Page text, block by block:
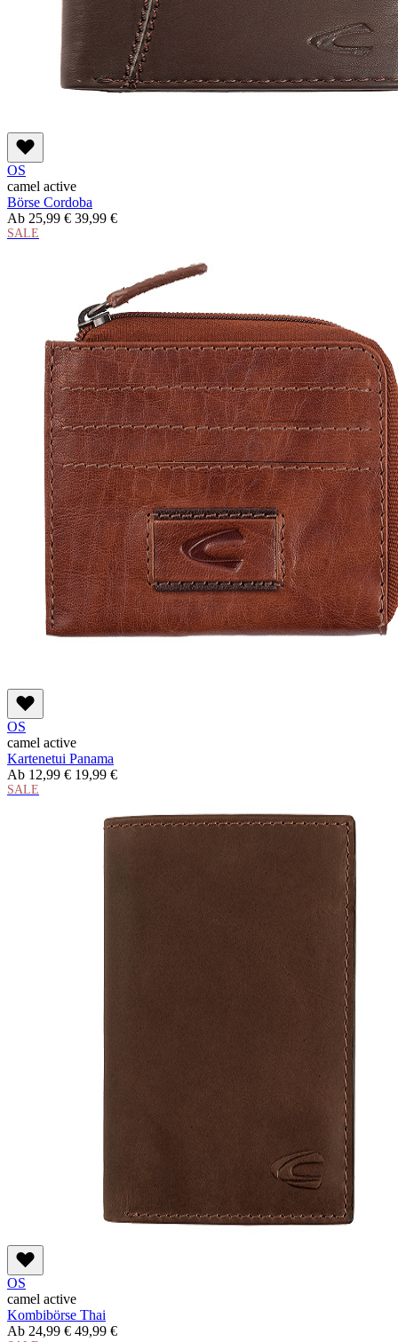
OS
camel active
Börse Cordoba
Ab 25,99 € 39,99 €
SALE
OS
camel active
Kartenetui Panama
Ab 12,99 € 19,99 €
SALE
OS
camel active
Kombibörse Thai
Ab 24,99 € 49,99 €